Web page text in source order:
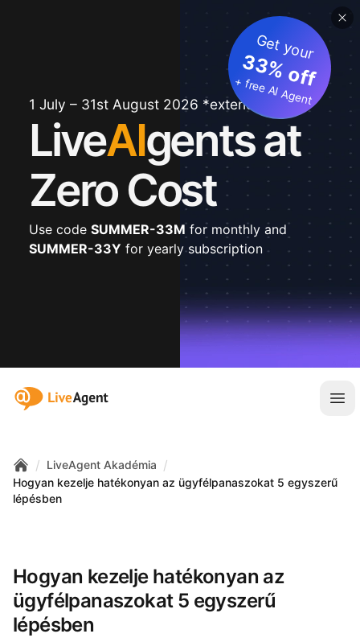
1 July – 31st August 2026 *extended
LiveAIgents at
Zero Cost
Get your
33% off
+ free AI Agent
Use code SUMMER-33Mfor monthly and
SUMMER-33Y for yearly subscription
:site.title
Home
/ LiveAgent Akadémia /
Hogyan kezelje hatékonyan az ügyfélpanaszokat 5 egyszerű
lépésben
Hogyan kezelje hatékonyan az
ügyfélpanaszokat 5 egyszerű
lépésben